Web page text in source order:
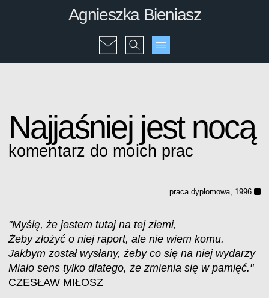
Agnieszka Bieniasz
Najjaśniej jest nocą
komentarz do moich prac
praca dyplomowa, 1996
"Myślę, że jestem tutaj na tej ziemi,
Żeby złożyć o niej raport, ale nie wiem komu.
Jakbym został wysłany, żeby co się na niej wydarzy
Miało sens tylko dlatego, że zmienia się w pamięć."
CZESŁAW MIŁOSZ